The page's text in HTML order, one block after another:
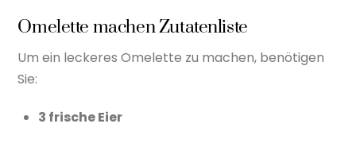
Omelette machen Zutatenliste
Um ein leckeres Omelette zu machen, benötigen
Sie:
3 frische Eier